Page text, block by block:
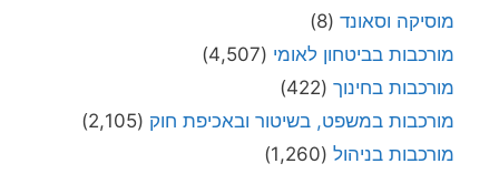
מוסיקה וסאונד (8)
מורכבות בביטחון לאומי (4,507)
מורכבות בחינוך (422)
מורכבות במשפט, בשיטור ובאכיפת חוק (2,105)
מורכבות בניהול (1,260)